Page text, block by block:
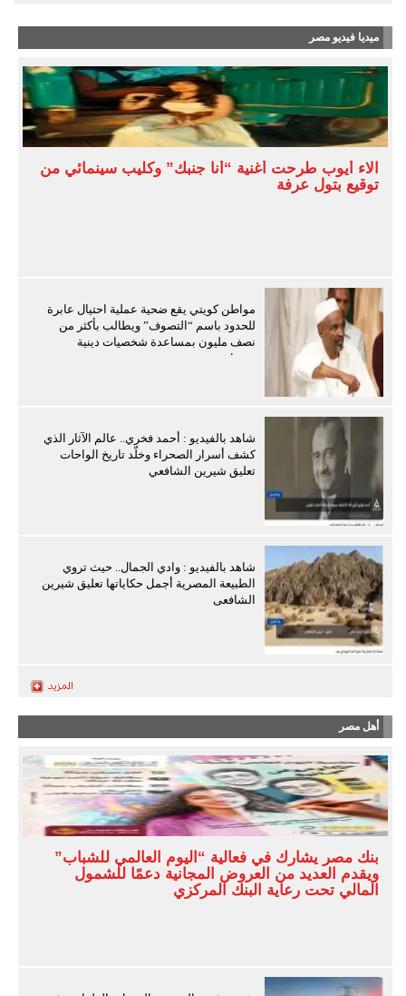
ميديا فيديو مصر
آلاء أيوب طرحت أغنية “أنا جنبك” وكليب سينمائي من
توقيع بتول عرفة
مواطن كويتي يقع ضحية عملية احتيال عابرة
للحدود باسم “التصوف” ويطالب بأكثر من
نصف مليون بمساعدة شخصيات دينية
سودانية
شاهد بالفيديو : أحمد فخري.. عالم الآثار الذي
كشف أسرار الصحراء وخلّد تاريخ الواحات
تعليق شيرين الشافعي
شاهد بالفيديو : وادي الجمال.. حيث تروي
الطبيعة المصرية أجمل حكاياتها تعليق شيرين
الشافعى
أهل مصر
بنك مصر يشارك في فعالية “اليوم العالمي للشباب”
ويقدم العديد من العروض المجانية دعمًا للشمول
المالي تحت رعاية البنك المركزي